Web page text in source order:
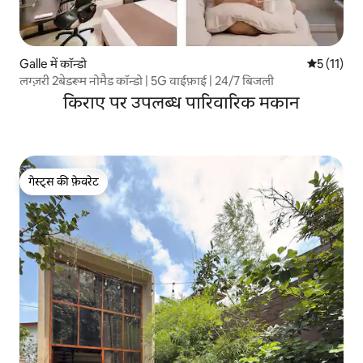
Galle में कॉन्डो औसत रेटिंग
5 (11)
लग्ज़री 2बेडरूम नोमैड कॉन्डो | 5G वाईफ़ाई | 24/7 बिजली
किराए पर उपलब्ध पारिवारिक मकान
गेस्ट्स की फ़ेवरेट
गेस्ट्स की फ़ेवरेट